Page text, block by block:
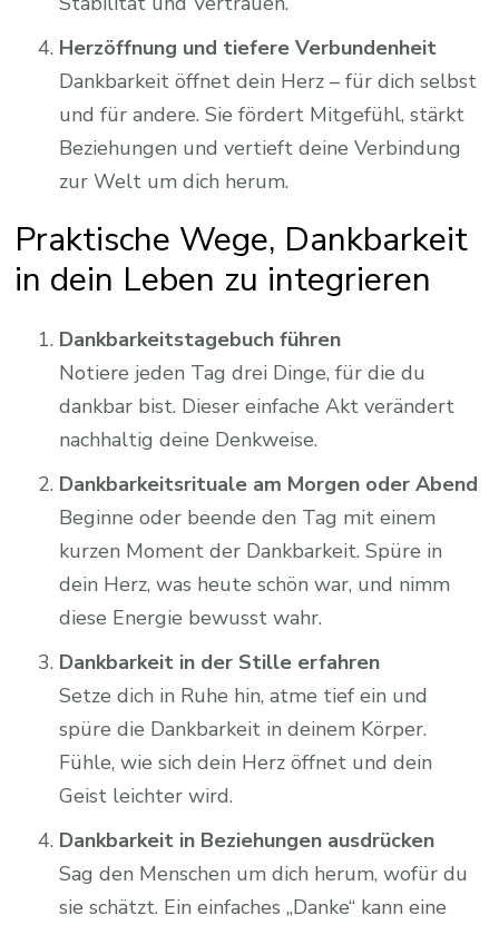
Herzöffnung und tiefere Verbundenheit
Dankbarkeit öffnet dein Herz – für dich selbst
und für andere. Sie fördert Mitgefühl, stärkt
Beziehungen und vertieft deine Verbindung
zur Welt um dich herum.
Praktische Wege, Dankbarkeit
in dein Leben zu integrieren
Dankbarkeitstagebuch führen
Notiere jeden Tag drei Dinge, für die du
dankbar bist. Dieser einfache Akt verändert
nachhaltig deine Denkweise.
Dankbarkeitsrituale am Morgen oder Abend
Beginne oder beende den Tag mit einem
kurzen Moment der Dankbarkeit. Spüre in
dein Herz, was heute schön war, und nimm
diese Energie bewusst wahr.
Dankbarkeit in der Stille erfahren
Setze dich in Ruhe hin, atme tief ein und
spüre die Dankbarkeit in deinem Körper.
Fühle, wie sich dein Herz öffnet und dein
Geist leichter wird.
Dankbarkeit in Beziehungen ausdrücken
Sag den Menschen um dich herum, wofür du
sie schätzt. Ein einfaches „Danke“ kann eine